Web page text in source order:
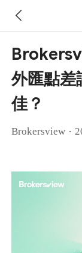
外匯點差
佳？
Brokersview ·